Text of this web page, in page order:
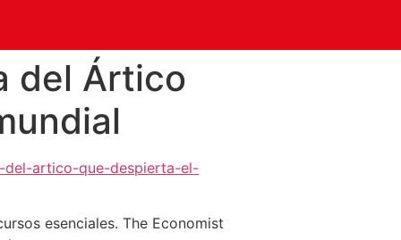
del Ártico
del-artico-que-despierta-el-
esenciales. The Economist